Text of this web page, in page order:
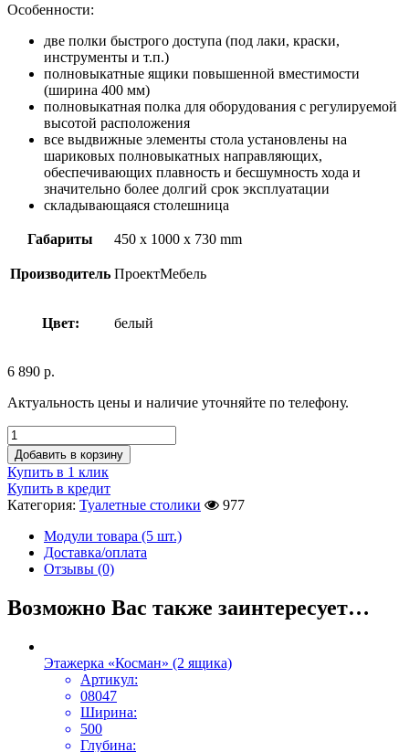
Особенности:
две полки быстрого доступа (под лаки, краски,
инструменты и т.п.)
полновыкатные ящики повышенной вместимости
(ширина 400 мм)
полновыкатная полка для оборудования с регулируемой
высотой расположения
все выдвижные элементы стола установлены на
шариковых полновыкатных направляющих,
обеспечивающих плавность и бесшумность хода и
значительно более долгий срок эксплуатации
складывающаяся столешница
Габариты 450 x 1000 x 730 mm
Производитель ПроектМебель
Цвет: белый
6 890 р.
Актуальность цены и наличие уточняйте по телефону.
Добавить в корзину
Купить в 1 клик
Купить в кредит
Категория: Туалетные столики
977
Модули товара (5 шт.)
Доставка/оплата
Отзывы (0)
Возможно Вас также заинтересует…
Этажерка «Косман» (2 ящика)
Артикул:
08047
Ширина:
500
Глубина: